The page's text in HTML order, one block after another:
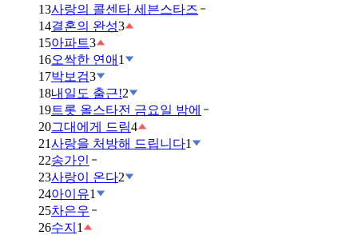
13사랑의 콜센타 세븐스타즈
14결혼의 완성3
15아파트3
16오싹한 연애 1
17박보검3
18내일도 출근!2
19트롯 올스타전 금요일 밤에
20그대에게 드림4
21사랑을 처방해 드립니다1
22송가인
23사랑이 온다2
24아이유1
25차은우
26수지 1